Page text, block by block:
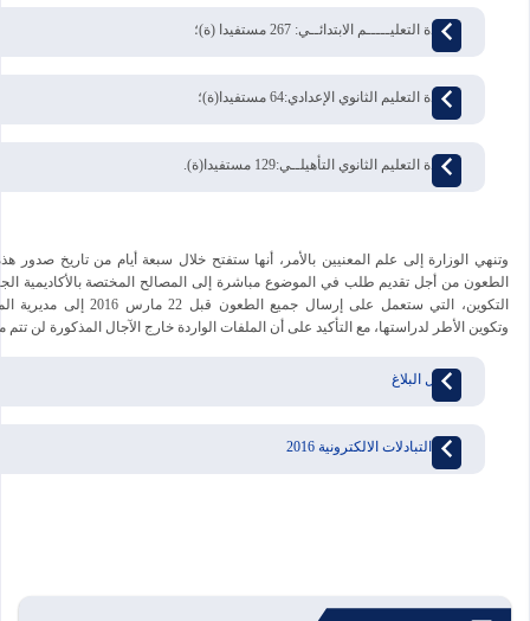
أساتذة التعليـــــم الابتدائــي: 267 مستفيدا (ة)؛
أساتذة التعليم الثانوي الإعدادي:64 مستفيدا(ة)؛
أساتذة التعليم الثانوي التأهيلــي:129 مستفيدا(ة).
وتنهي الوزارة إلى علم المعنيين بالأمر، أنها ستفتح خلال سبعة أيام من تاريخ صدور
الطعون من أجل تقديم طلب في الموضوع مباشرة إلى المصالح المختصة بالأكاديمية
التكوين، التي ستعمل على إرسال جميع الطعون
وتكوين الأطر لدراستها، مع التأكيد على أن الملفات الواردة خارج الآجال المذكورة لن تتم
تحميل البلاغ
نتائج التبادلات الالكترونية 2016